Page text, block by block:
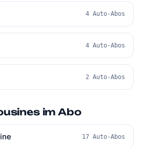
4 Auto-Abos
4 Auto-Abos
2 Auto-Abos
im Abo
17 Auto-Abos